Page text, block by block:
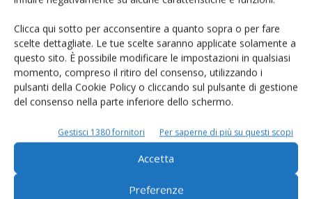
Clicca qui sotto per acconsentire a quanto sopra o per fare
scelte dettagliate. Le tue scelte saranno applicate solamente a
questo sito. È possibile modificare le impostazioni in qualsiasi
momento, compreso il ritiro del consenso, utilizzando i
pulsanti della Cookie Policy o cliccando sul pulsante di gestione
del consenso nella parte inferiore dello schermo.
Gestisci 1380 fornitori Per saperne di più su questi scopi
Accetta
Preferenze
Catalogo Aziende e Prodotti
Un modo semplice per cercare un'azienda o un